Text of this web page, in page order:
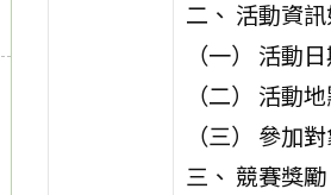
二、 活動資訊
（一） 活動
（二） 活動
（三） 參加
三、 競賽獎勵